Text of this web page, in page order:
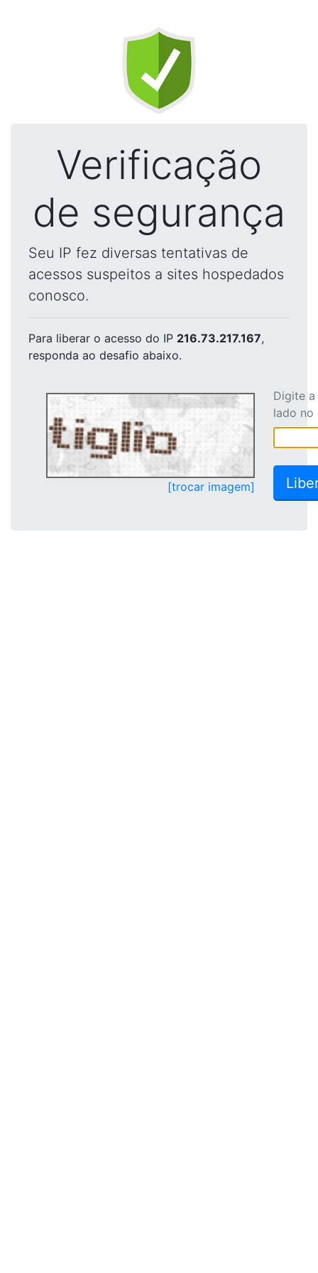
Verificação
de segurança
Seu IP fez diversas tentativas de
acessos suspeitos a sites hospedados
conosco.
Para liberar o acesso do IP 216.73.217.167,
responda ao desafio abaixo.
[trocar imagem]
Digite
lado no